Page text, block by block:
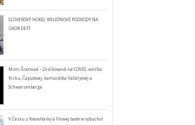
SLOVENSKÝ HOKEJ: MILIÓNOVÉ PODVODY NA
ÚKOR DETÍ
Mimi Šramová – 2x očkovaná na COVID, volička
Kisku, Čaputovej, kamarátka Vašáryovej a
Schwarzenberga
V Česku z fotovoltaiky a lítiovej batérie vybuchol